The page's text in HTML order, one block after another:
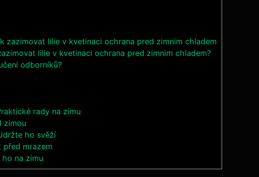
zazimovat lilie v kvetinaci ochrana pred zimnim chladem
lilie v kvetinaci ochrana pred zimnim chladem?
odborníků?
rady na zimu
zimou
ho svěží
mrazem
na zimu